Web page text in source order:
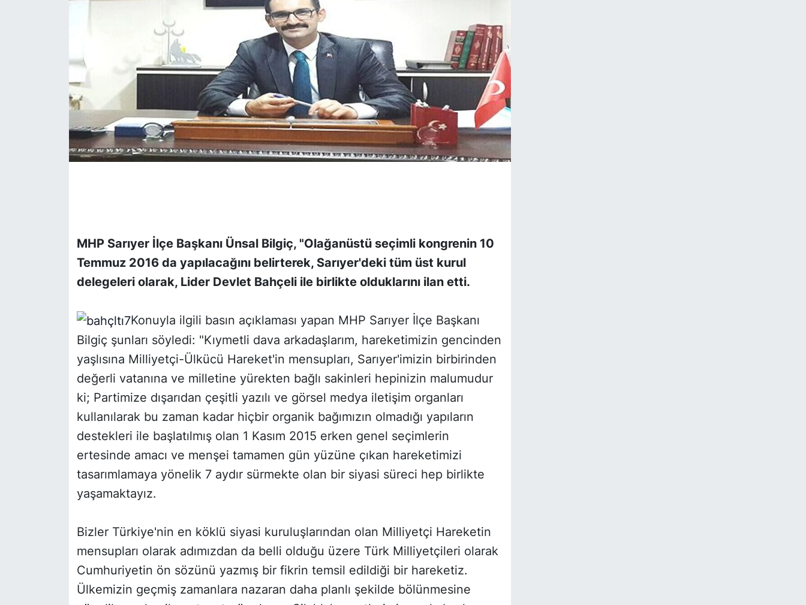
MHP Sarıyer İlçe Başkanı Ünsal Bilgiç, "Olağanüstü seçimli kongrenin 10
Temmuz 2016 da yapılacağını belirterek, Sarıyer'deki tüm üst kurul
delegeleri olarak, Lider Devlet Bahçeli ile birlikte olduklarını ilan etti.
Konuyla ilgili basın açıklaması yapan MHP Sarıyer İlçe Başkanı
Bilgiç şunları söyledi: "Kıymetli dava arkadaşlarım, hareketimizin gencinden
yaşlısına Milliyetçi-Ülkücü Hareket'in mensupları, Sarıyer'imizin birbirinden
değerli vatanına ve milletine yürekten bağlı sakinleri hepinizin malumudur
ki; Partimize dışarıdan çeşitli yazılı ve görsel medya iletişim organları
kullanılarak bu zaman kadar hiçbir organik bağımızın olmadığı yapıların
destekleri ile başlatılmış olan 1 Kasım 2015 erken genel seçimlerin
ertesinde amacı ve menşei tamamen gün yüzüne çıkan hareketimizi
tasarımlamaya yönelik 7 aydır sürmekte olan bir siyasi süreci hep birlikte
yaşamaktayız.
Bizler Türkiye'nin en köklü siyasi kuruluşlarından olan Milliyetçi Hareketin
mensupları olarak adımızdan da belli olduğu üzere Türk Milliyetçileri olarak
Cumhuriyetin ön sözünü yazmış bir fikrin temsil edildiği bir hareketiz.
Ülkemizin geçmiş zamanlara nazaran daha planlı şekilde bölünmesine
KÜLTÜR SANAT
MAGAZİN
RÖPORTAJ
SARIYER İMAR BARIŞI
SON DAKİKA HABERİ
TEKNOLOJİ
TÜRKİYE VE DÜNYA GÜNDEMİ
VİDEO GALERİ